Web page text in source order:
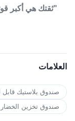
"ثقتك هي أكبر
العلامات
صندوق بلاستيك
صندوق تخزين